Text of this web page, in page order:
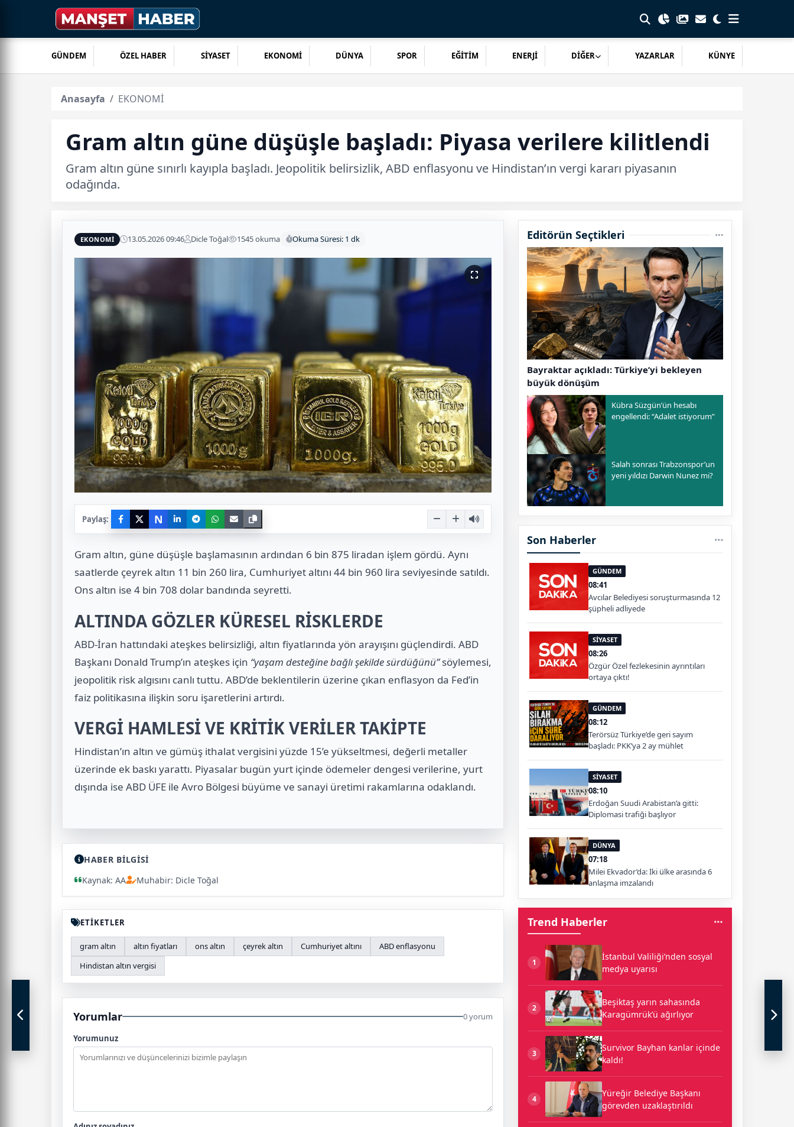
GÜNDEM ÖZEL HABER SİYASET EKONOMİ DÜNYA SPOR EĞİTİM ENERJİ DİĞER YAZARLAR KÜNYE
Anasayfa EKONOMİ
Gram altın güne düşüşle başladı: Piyasa verilere kilitlendi
Gram altın güne sınırlı kayıpla başladı. Jeopolitik belirsizlik, ABD enflasyonu ve Hindistan’ın vergi kararı piyasanın
odağında.
EKONOMİ 13.05.2026 09:46 Dicle Toğal 1545 okuma Okuma Süresi: 1 dk
Paylaş: N
Gram altın, güne düşüşle başlamasının ardından 6 bin 875 liradan işlem gördü. Aynı
saatlerde çeyrek altın 11 bin 260 lira, Cumhuriyet altını 44 bin 960 lira seviyesinde satıldı.
Ons altın ise 4 bin 708 dolar bandında seyretti.
ALTINDA GÖZLER KÜRESEL RİSKLERDE
ABD-İran hattındaki ateşkes belirsizliği, altın fiyatlarında yön arayışını güçlendirdi. ABD
Başkanı Donald Trump’ın ateşkes için “yaşam desteğine bağlı şekilde sürdüğünü”söylemesi,
jeopolitik risk algısını canlı tuttu. ABD’de beklentilerin üzerine çıkan enflasyon da Fed’in
faiz politikasına ilişkin soru işaretlerini artırdı.
VERGİ HAMLESİ VE KRİTİK VERİLER TAKİPTE
Hindistan’ın altın ve gümüş ithalat vergisini yüzde 15’e yükseltmesi, değerli metaller
üzerinde ek baskı yarattı. Piyasalar bugün yurt içinde ödemeler dengesi verilerine, yurt
dışında ise ABD ÜFE ile Avro Bölgesi büyüme ve sanayi üretimi rakamlarına odaklandı.
HABER BİLGİSİ
Kaynak: AA
Muhabir: Dicle Toğal
ETİKETLER
gram altın altın fiyatları ons altın çeyrek altın Cumhuriyet altını
ABD enflasyonu
Hindistan altın vergisi
Yorumlar 0 yorum
Yorumunuz
Editörün Seçtikleri
Bayraktar açıkladı: Türkiye’yi bekleyen
büyük dönüşüm
Kübra Süzgün’ün hesabı
engellendi: “Adalet istiyorum”
Salah sonrası Trabzonspor’un
yeni yıldızı Darwin Nunez mi?
Son Haberler
GÜNDEM
08:41
Avcılar Belediyesi soruşturmasında 12
şüpheli adliyede
SİYASET
08:26
Özgür Özel fezlekesinin ayrıntıları
ortaya çıktı!
GÜNDEM
08:12
Terörsüz Türkiye’de geri sayım
başladı: PKK’ya 2 ay mühlet
SİYASET
08:10
Erdoğan Suudi Arabistan’a gitti:
Diplomasi trafiği başlıyor
DÜNYA
07:18
Milei Ekvador’da: İki ülke arasında 6
anlaşma imzalandı
Trend Haberler
1
İstanbul Valiliği’nden sosyal
medya uyarısı
2
Beşiktaş yarın sahasında
Karagümrük’ü ağırlıyor
3
Survivor Bayhan kanlar içinde
kaldı!
4
Yüreğir Belediye Başkanı
görevden uzaklaştırıldı